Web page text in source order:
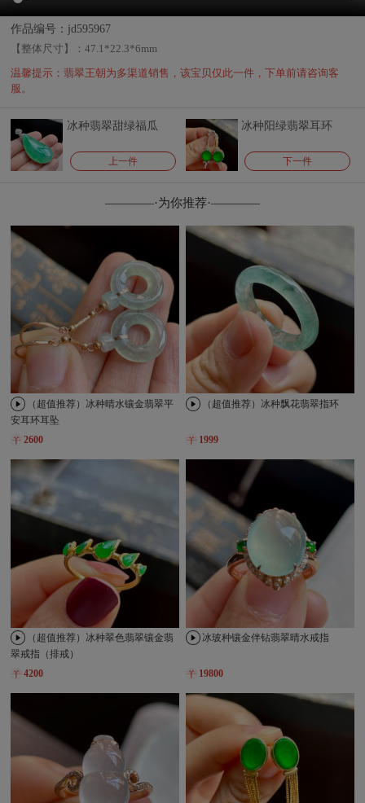
作品编号：jd595967
【整体尺寸】：47.1*22.3*6mm
温馨提示：翡翠王朝为多渠道销售，该宝贝仅此一件，下单前请咨询客
服。
冰种翡翠甜绿福瓜
上一件
冰种阳绿翡翠耳环
下一件
————·为你推荐·————
（超值推荐）冰种晴水镶金翡翠平
安耳环耳坠
2600
（超值推荐）冰种飘花翡翠指环
1999
（超值推荐）冰种翠色翡翠镶金翡
翠戒指（排戒）
4200
冰玻种镶金伴钻翡翠晴水戒指
19800